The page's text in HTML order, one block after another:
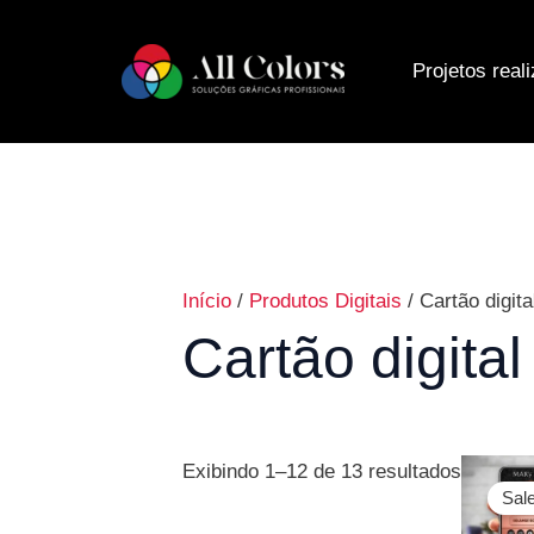
Projetos
Início / Produtos Digitais / Cartão
Cartão digital
Exibindo 1–12 de 13 resultados
preço
original